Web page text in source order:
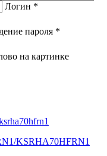
Логин *
пароля *
на картинке
KSRHA70HFRN1